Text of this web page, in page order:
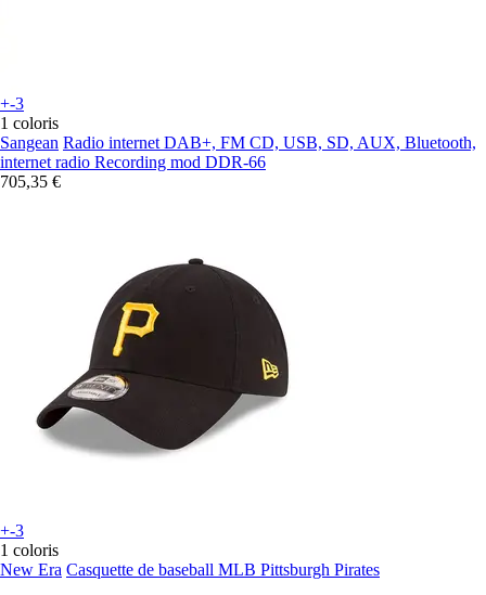
+-3
1 coloris
Sangean Radio internet DAB+, FM CD, USB, SD, AUX, Bluetooth,
internet radio Recording mod DDR-66
705,35 €
+-3
1 coloris
New Era Casquette de baseball MLB Pittsburgh Pirates